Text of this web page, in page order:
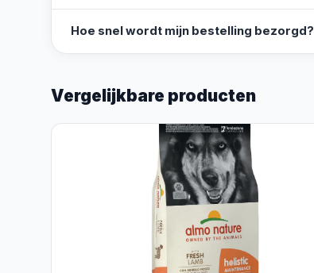
Hoe snel wordt mijn bestelling bezorgd?
Vergelijkbare producten